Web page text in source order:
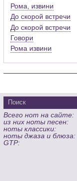
Рома, извини
До скорой встречи
До скорой встречи
Говори
Рома извини
Всего нот на сайте:
из них ноты песен:
ноты классики:
ноты джаза и блюза:
GTP: